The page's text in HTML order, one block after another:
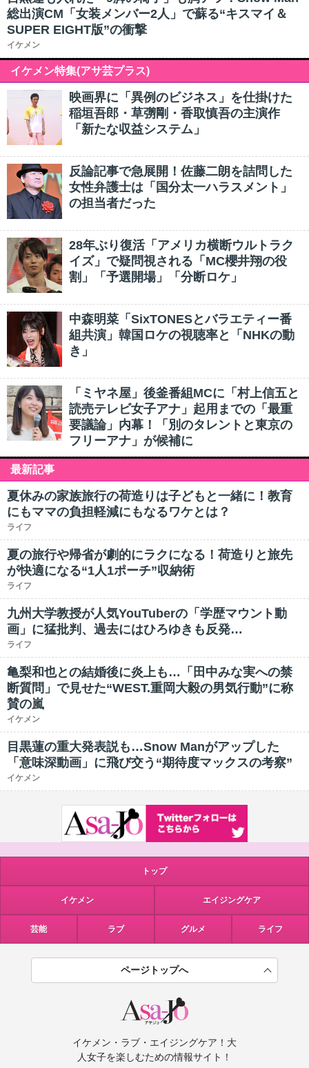
総出演CM「女装メンバー2人」で蘇る“キスマイ＆
SUPER EIGHT版”の衝撃
イケメン
イケメン特集(アサ芸プラス)
映画界に「異例のビジネス」を仕掛けた
稲垣吾郎・草彅剛・香取慎吾の主演作
「新たな収益システム」
反論記事で急展開！佐藤二朗を詰問した
女性弁護士は「国分太一ハラスメント」
の担当者だった
28年ぶり復活「アメリカ横断ウルトラク
イズ」で疑問視される「MC櫻井翔の役
割」「予選開場」「分断ロケ」
中森明菜「SixTONESとバラエティー番
組共演」韓国ロケの視聴率と「NHKの動
き」
「ミヤネ屋」後釜番組MCに「村上信五と
読売テレビ女子アナ」起用までの「最重
要議論」内幕！「別のタレントと東京の
フリーアナ」が候補に
最新記事
夏休みの家族旅行の荷造りは子どもと一緒に！教育
にもママの負担軽減にもなるワケとは？
ライフ
夏の旅行や帰省が劇的にラクになる！荷造りと旅先
が快適になる“1人1ポーチ”収納術
ライフ
九州大学教授が人気YouTuberの「学歴マウント動
画」に猛批判、過去にはひろゆきも反発…
ライフ
亀梨和也との結婚後に炎上も…「田中みな実への禁
断質問」で見せた“WEST.重岡大毅の男気行動”に称
賛の嵐
イケメン
目黒蓮の重大発表説も…Snow Manがアップした
「意味深動画」に飛び交う“期待度マックスの考察”
イケメン
トップ
イケメン エイジングケア
芸能 ラブ グルメ ライフ
ページトップへ
イケメン・ラブ・エイジングケア！大
人女子を楽しむための情報サイト！